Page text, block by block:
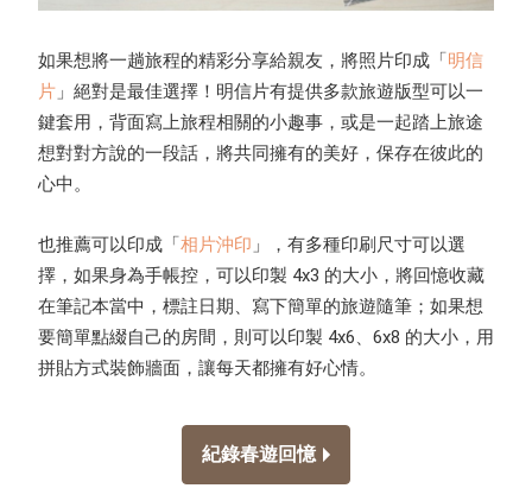
如果想將一趟旅程的精彩分享給親友，將照片印成「 明信
片 」絕對是最佳選擇！明信片有提供多款旅遊版型可以一
鍵套用，背面寫上旅程相關的小趣事，或是一起踏上旅途
想對對方說的一段話，將共同擁有的美好，保存在彼此的
心中。
也推薦可以印成「相片沖印 」，有多種印刷尺寸可以選
擇，如果身為手帳控，可以印製 4x3 的大小，將回憶收藏
在筆記本當中，標註日期、寫下簡單的旅遊隨筆；如果想
要簡單點綴自己的房間，則可以印製 4x6、6x8 的大小，用
拼貼方式裝飾牆面，讓每天都擁有好心情。
紀錄春遊回憶